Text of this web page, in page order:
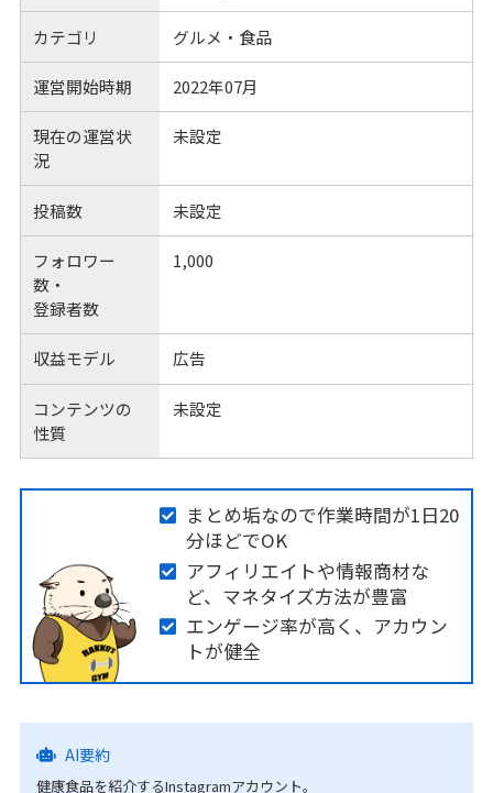
カテゴリ グルメ・食品
運営開始時期 2022年07月
現在の運営状
況
未設定
投稿数 未設定
フォロワー
数・
登録者数
1,000
収益モデル 広告
コンテンツの
性質
未設定
まとめ垢なので作業時間が1日20
分ほどでOK
アフィリエイトや情報商材な
ど、マネタイズ方法が豊富
エンゲージ率が高く、アカウン
トが健全
AI要約
健康食品を紹介するInstagramアカウント。